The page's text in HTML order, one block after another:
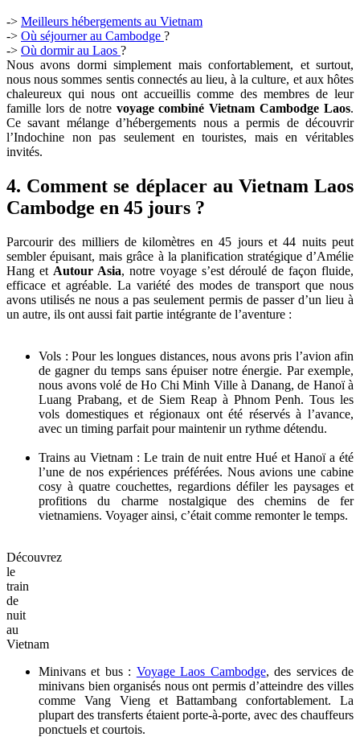
-> Meilleurs hébergements au Vietnam
-> Où séjourner au Cambodge ?
-> Où dormir au Laos ?
Nous avons dormi simplement mais confortablement, et surtout,
nous nous sommes sentis connectés au lieu, à la culture, et aux hôtes
chaleureux qui nous ont accueillis comme des membres de leur
famille lors de notre voyage combiné Vietnam Cambodge Laos.
Ce savant mélange d’hébergements nous a permis de découvrir
l’Indochine non pas seulement en touristes, mais en véritables
invités.
4. Comment se déplacer au Vietnam Laos
Cambodge en 45 jours ?
Parcourir des milliers de kilomètres en 45 jours et 44 nuits peut
sembler épuisant, mais grâce à la planification stratégique d’Amélie
Hang et Autour Asia, notre voyage s’est déroulé de façon fluide,
efficace et agréable. La variété des modes de transport que nous
avons utilisés ne nous a pas seulement permis de passer d’un lieu à
un autre, ils ont aussi fait partie intégrante de l’aventure :
Vols : Pour les longues distances, nous avons pris l’avion afin
de gagner du temps sans épuiser notre énergie. Par exemple,
nous avons volé de Ho Chi Minh Ville à Danang, de Hanoï à
Luang Prabang, et de Siem Reap à Phnom Penh. Tous les
vols domestiques et régionaux ont été réservés à l’avance,
avec un timing parfait pour maintenir un rythme détendu.
Trains au Vietnam : Le train de nuit entre Hué et Hanoï a été
l’une de nos expériences préférées. Nous avions une cabine
cosy à quatre couchettes, regardions défiler les paysages et
profitions du charme nostalgique des chemins de fer
vietnamiens. Voyager ainsi, c’était comme remonter le temps.
Découvrez
le
train
de
nuit
au
Vietnam
Minivans et bus : Voyage Laos Cambodge, des services de
minivans bien organisés nous ont permis d’atteindre des villes
comme Vang Vieng et Battambang confortablement. La
plupart des transferts étaient porte-à-porte, avec des chauffeurs
ponctuels et courtois.